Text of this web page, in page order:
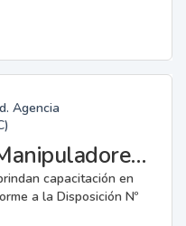
Agencia
Capacitadores de Manipuladores de Alimentos.
capacitación en
a la Disposición Nº